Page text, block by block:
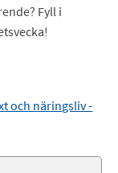
Fyll i
och näringsliv -